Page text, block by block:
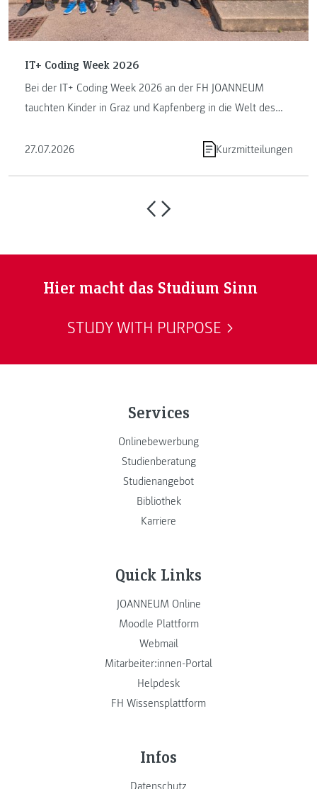
IT+ Coding Week 2026
Bei der IT+ Coding Week 2026 an der FH JOANNEUM
tauchten Kinder in Graz und Kapfenberg in die Welt des
27.07.2026
Kurzmitteilungen
Hier macht das Studium Sinn
STUDY WITH PURPOSE
Services
Onlinebewerbung
Studienberatung
Studienangebot
Bibliothek
Karriere
Quick Links
JOANNEUM Online
Moodle Plattform
Webmail
Mitarbeiter:innen-Portal
Helpdesk
FH Wissensplattform
Infos